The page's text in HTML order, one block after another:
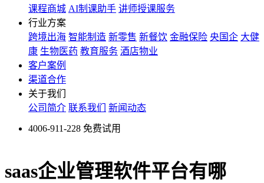
课程商城 AI制课助手 讲师授课服务
行业方案
跨境出海 智能制造 新零售 新餐饮 金融保险 央国企 大健
康 生物医药 教育服务 酒店物业
客户案例
渠道合作
关于我们
公司简介 联系我们 新闻动态
4006-911-228 免费试用
saas企业管理软件平台有哪